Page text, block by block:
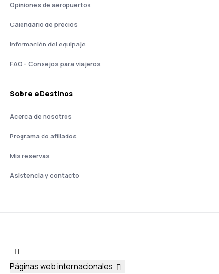
Opiniones de aeropuertos
Calendario de precios
Información del equipaje
FAQ - Consejos para viajeros
Sobre eDestinos
Acerca de nosotros
Programa de afiliados
Mis reservas
Asistencia y contacto
Páginas web internacionales